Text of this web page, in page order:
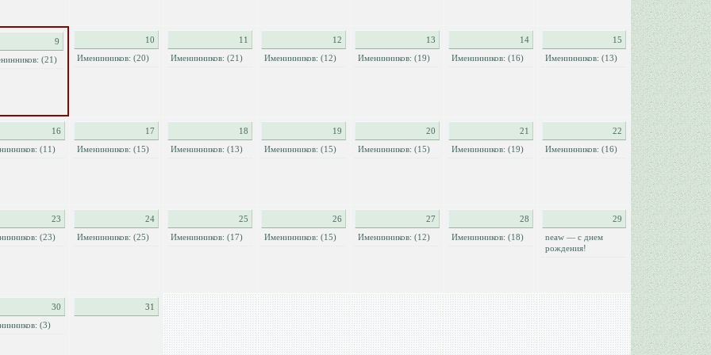
9
(21)
10
Именинников: (20)
11
Именинников: (21)
12
Именинников: (12)
13
Именинников: (19)
14
Именинников: (16)
15
Именинников: (13)
16
(11)
17
Именинников: (15)
18
Именинников: (13)
19
Именинников: (15)
20
Именинников: (15)
21
Именинников: (19)
22
Именинников: (16)
23
(23)
24
Именинников: (25)
25
Именинников: (17)
26
Именинников: (15)
27
Именинников: (12)
28
Именинников: (18)
29
neaw — с днем
рождения!
30
(3)
31